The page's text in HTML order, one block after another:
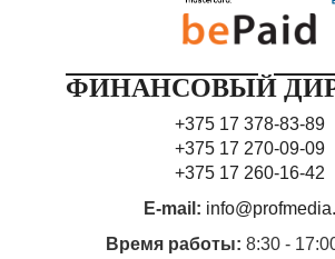
ФИНАНСОВЫЙ
+375 17 378-83-89
+375 17 270-09-09
+375 17 260-16-42
E-mail:
Время работы: 8:30 -